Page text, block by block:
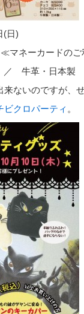
(日)
ネーカードのご
牛革・日本製
来ないのですが、
ビクロパーティ 。